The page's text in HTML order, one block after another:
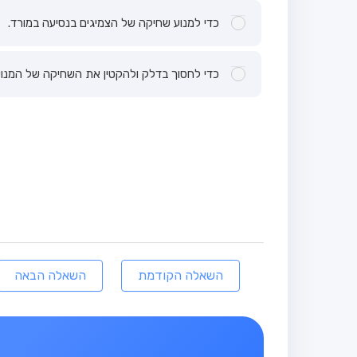
כדי למנוע שחיקה של הצמיגים בנסיעה במורד.
כדי לחסוך בדלק ולהקטין את השחיקה של
השאלה הקודמת השאלה הבאה